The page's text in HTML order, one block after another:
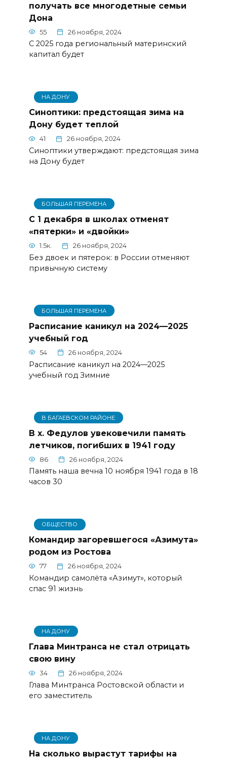
получать все многодетные семьи
Дона
55 26 ноября, 2024
С 2025 года региональный материнский
капитал будет
НА ДОНУ
Синоптики: предстоящая зима на
Дону будет теплой
41 26 ноября, 2024
Синоптики утверждают: предстоящая зима
на Дону будет
БОЛЬШАЯ ПЕРЕМЕНА
С 1 декабря в школах отменят
«пятерки» и «двойки»
1.5к. 26 ноября, 2024
Без двоек и пятерок: в России отменяют
привычную систему
БОЛЬШАЯ ПЕРЕМЕНА
Расписание каникул на 2024—2025
учебный год
54 26 ноября, 2024
Расписание каникул на 2024—2025
учебный год Зимние
В БАГАЕВСКОМ РАЙОНЕ
В х. Федулов увековечили память
летчиков, погибших в 1941 году
86 26 ноября, 2024
Память наша вечна 10 ноября 1941 года в 18
часов 30
ОБЩЕСТВО
Командир загоревшегося «Азимута»
родом из Ростова
77 26 ноября, 2024
Командир самолёта «Азимут», который
спас 91 жизнь
НА ДОНУ
Глава Минтранса не стал отрицать
свою вину
34 26 ноября, 2024
Глава Минтранса Ростовской области и
его заместитель
НА ДОНУ
На сколько вырастут тарифы на